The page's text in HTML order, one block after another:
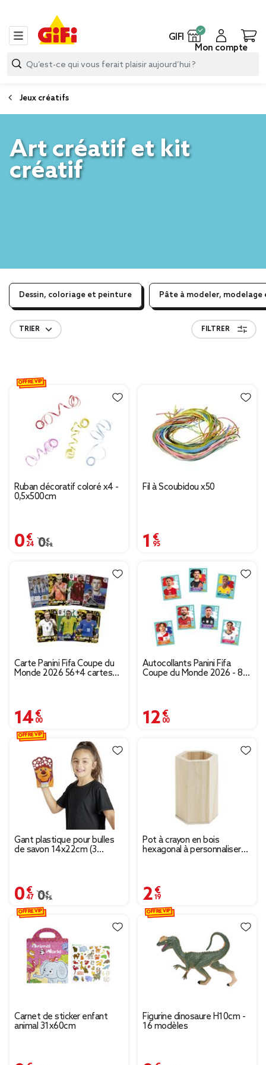
GIFI
Mon compte
Jeux créatifs
Art créatif et kit
créatif
Dessin, coloriage et peinture Pâte à modeler, modelage
TRIER FILTRER
Ruban décoratif coloré x4 -
0,5x500cm
0,24 €
Prix remisé de 0,49 € à 0,24 €
0,49 €
OFFRE VIP
Fil à Scoubidou x50
1,95 €
Carte Panini Fifa Coupe du
Monde 2026 56+4 cartes
14,00 €
Autocollants Panini Fifa
Coupe du Monde 2026 - 8
12,00 €
Gant plastique pour bulles
de savon 14x22cm (3
0,47 €
Prix remisé de 0,95 € à 0,47 €
0,95 €
OFFRE VIP
Pot à crayon en bois
hexagonal à personnaliser
2,19 €
Carnet de sticker enfant
animal 31x60cm
OFFRE VIP
Figurine dinosaure H10cm -
16 modèles
OFFRE VIP